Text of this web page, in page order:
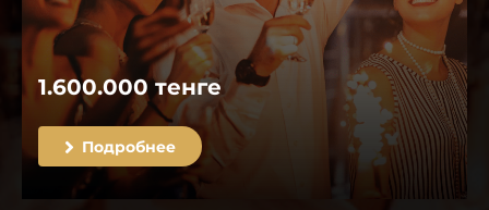
1.600.000 тенге
Подробнее